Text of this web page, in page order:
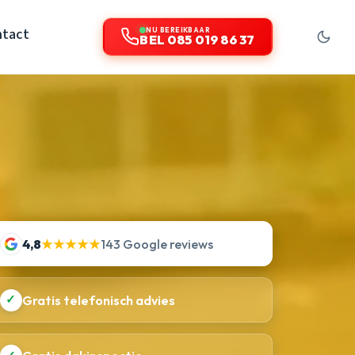
NU BEREIKBAAR
BEL 085 019 86 37
4,8★★★★★143 Google reviews
✓ Gratis telefonisch advies